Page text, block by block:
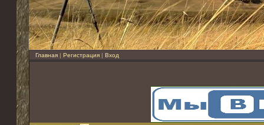
Главная | Регистрация | Вход